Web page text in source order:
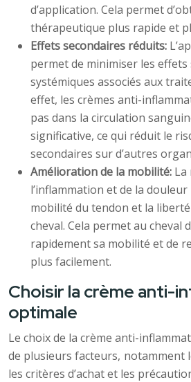
d’application. Cela permet
thérapeutique plus rapide et
Effets secondaires réduits:
permet de minimiser les effets
systémiques associés aux
effet, les crèmes anti-
pas dans la circulation
significative, ce qui réduit le
secondaires sur d’autres
Amélioration de la mobilité: La
l’inflammation et de la
mobilité du tendon et la
cheval. Cela permet au cheval
rapidement sa mobilité et de
plus facilement.
Choisir la crème anti-
optimale
Le choix de la crème anti-
de plusieurs facteurs, notamment
les critères d’achat et les